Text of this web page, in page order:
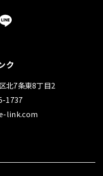
ク
北7条東8丁目2
1737
link.com